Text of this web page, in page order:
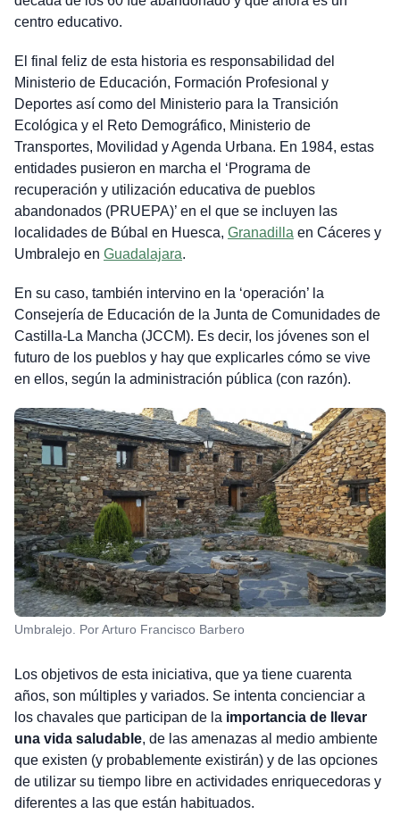
centro educativo.
El final feliz de esta historia es responsabilidad del
Ministerio de Educación, Formación Profesional y
Deportes así como del Ministerio para la Transición
Ecológica y el Reto Demográfico, Ministerio de
Transportes, Movilidad y Agenda Urbana. En 1984, estas
entidades pusieron en marcha el ‘Programa de
recuperación y utilización educativa de pueblos
abandonados (PRUEPA)’ en el que se incluyen las
localidades de Búbal en Huesca, Granadilla en Cáceres y
Umbralejo en Guadalajara.
En su caso, también intervino en la ‘operación’ la
Consejería de Educación de la Junta de Comunidades de
Castilla-La Mancha (JCCM). Es decir, los jóvenes son el
futuro de los pueblos y hay que explicarles cómo se vive
en ellos, según la administración pública (con razón).
Umbralejo. Por Arturo Francisco Barbero
Los objetivos de esta iniciativa, que ya tiene cuarenta
años, son múltiples y variados. Se intenta concienciar a
los chavales que participan de la importancia de llevar
una vida saludable, de las amenazas al medio ambiente
que existen (y probablemente existirán) y de las opciones
de utilizar su tiempo libre en actividades enriquecedoras y
diferentes a las que están habituados.